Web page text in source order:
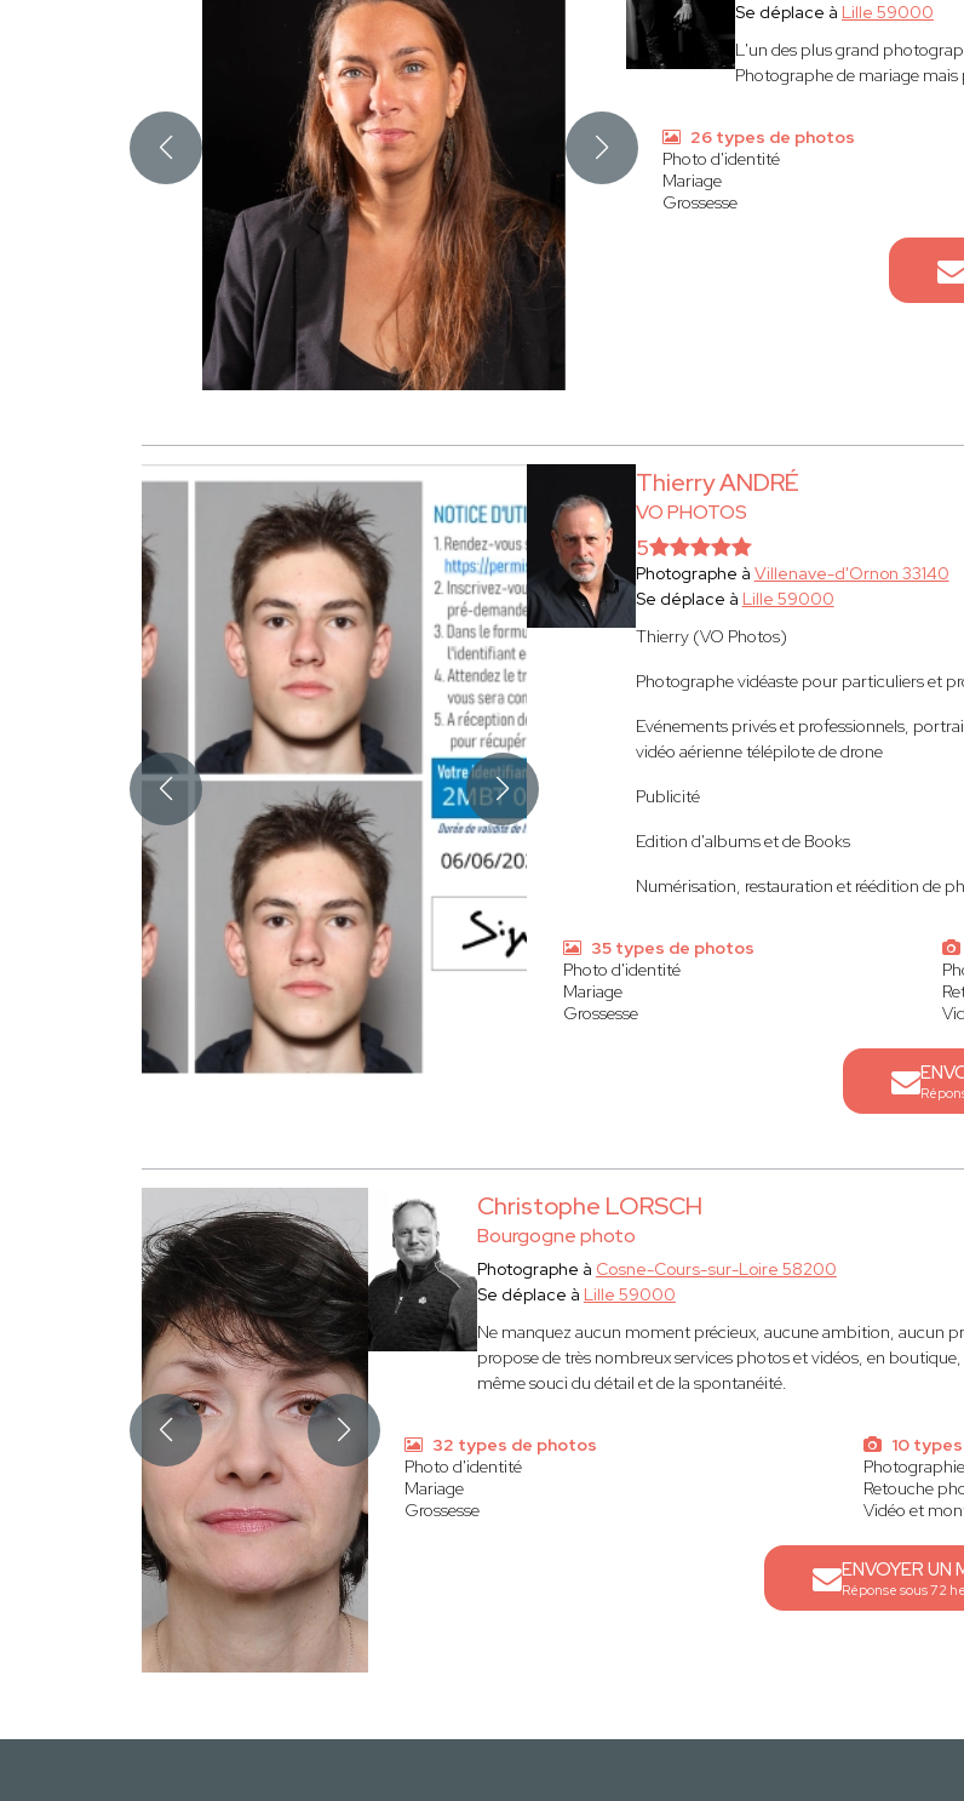
Se déplace à Lille 59000
L'un des plus grand
Photographe de mariage mais
26 types de photos
Photo d'identité
Mariage
Grossesse
Thierry ANDRÉ
VO PHOTOS
5
Photographe à Villenave-d'Ornon 33140
Se déplace à Lille 59000
Thierry (VO Photos)
Photographe vidéaste pour particuliers et
Evénements privés et professionnels,
vidéo aérienne télépilote de drone
Publicité
Edition d'albums et de Books
Numérisation, restauration et réédition de
35 types de photos
Photo d'identité
Mariage
Grossesse
Christophe LORSCH
Bourgogne photo
Photographe à Cosne-Cours-sur-Loire 58200
Se déplace à Lille 59000
Ne manquez aucun moment précieux, aucune ambition, aucun
propose de très nombreux services photos et vidéos, en
même souci du détail et de la spontanéité.
32 types de photos
Photo d'identité
Mariage
Grossesse
10
Photographie
Retouche
Vidéo et
ENVOYER UN
Réponse sous 72